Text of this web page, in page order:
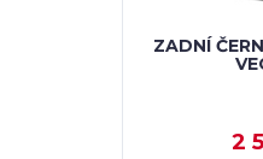
ZADNÍ
2